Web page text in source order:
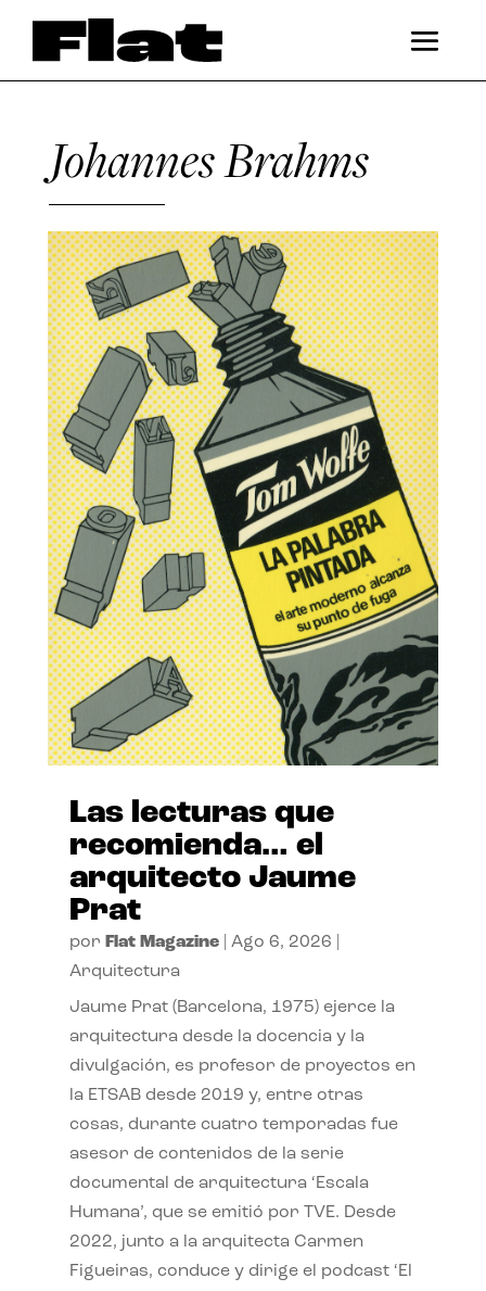
Johannes Brahms
Las lecturas que
recomienda… el
arquitecto Jaume
Prat
por Flat Magazine| Ago 6, 2026
Arquitectura
Jaume Prat (Barcelona, 1975) ejerce la
arquitectura desde la docencia y la
divulgación, es profesor de proyectos en
la ETSAB desde 2019 y, entre otras
cosas, durante cuatro temporadas fue
asesor de contenidos de la serie
documental de arquitectura ‘Escala
Humana’, que se emitió por TVE. Desde
2022, junto a la arquitecta Carmen
Figueiras, conduce y dirige el podcast ‘El